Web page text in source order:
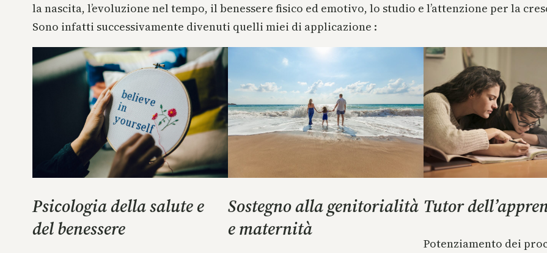
la nascita, l’evoluzione nel tempo, il benessere fisico ed emotivo, lo studio e l’attenzione per la
Sono infatti successivamente divenuti quelli miei di applicazione :
Psicologia della salute e
del benessere
Sostegno alla genitorialità
e maternità
Tutor
Potenziamento dei